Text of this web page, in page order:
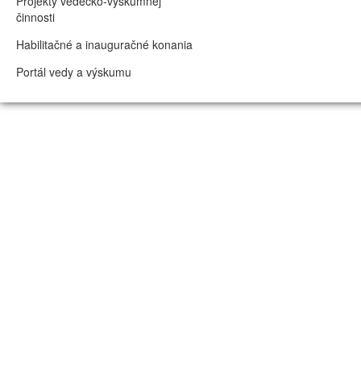
činnosti
Habilitačné a inauguračné konania
Portál vedy a výskumu